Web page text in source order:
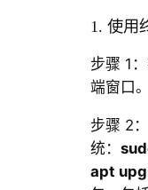
1. 使用
步骤 1
端窗口。
步骤 2
统：
apt